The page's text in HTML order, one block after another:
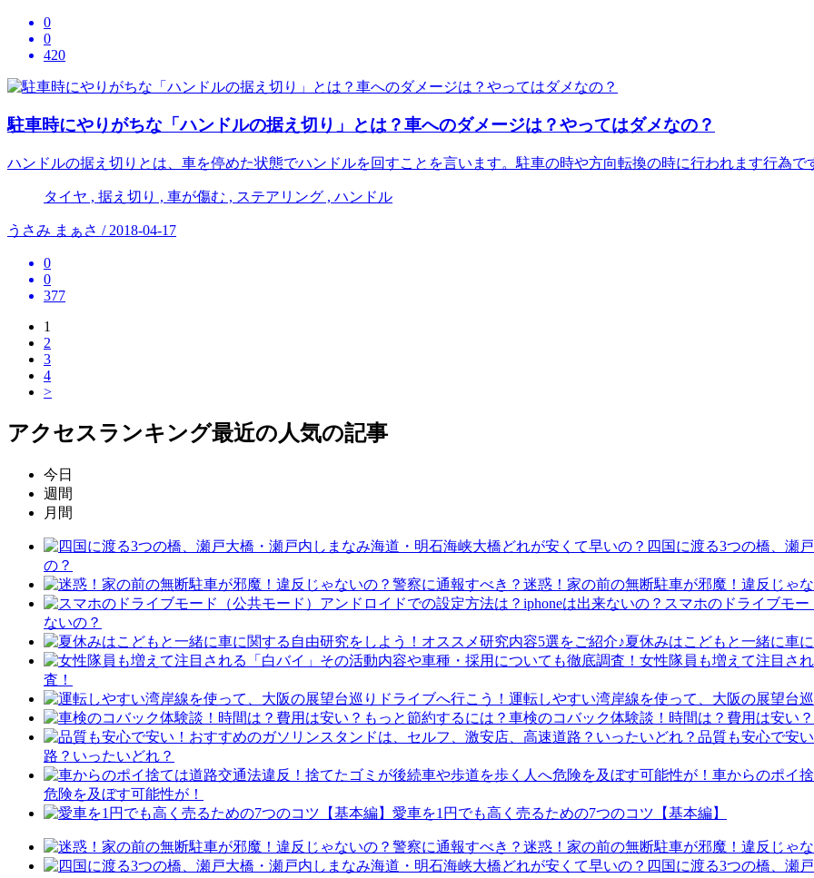
0
0
420
駐車時にやりがちな「ハンドルの据え切り」とは？車へのダメージは？やってはダメなの？
ハンドルの据え切りとは、車を停めた状態でハンドルを回すことを言います。駐車の時や方向転換の時に行われます行為
タイヤ , 据え切り , 車が傷む , ステアリング , ハンドル
うさみ まぁさ / 2018-04-17
0
0
377
1
2
3
4
>
アクセスランキング最近の人気の記事
今日
週間
月間
四国に渡る3つの橋、瀬
の？
迷惑！家の前の無断駐車が邪魔！違反じゃ
スマホのドライブモ
ないの？
夏休みはこどもと一緒に車
女性隊員も増えて注目さ
査！
運転しやすい湾岸線を使って、大阪の展望台
車検のコバック体験談！時間は？費用は安い
品質も安心で安
路？いったいどれ？
車からのポイ
危険を及ぼす可能性が！
愛車を1円でも高く売るための7つのコツ【基本編】
迷惑！家の前の無断駐車が邪魔！違反じゃ
四国に渡る3つの橋、瀬